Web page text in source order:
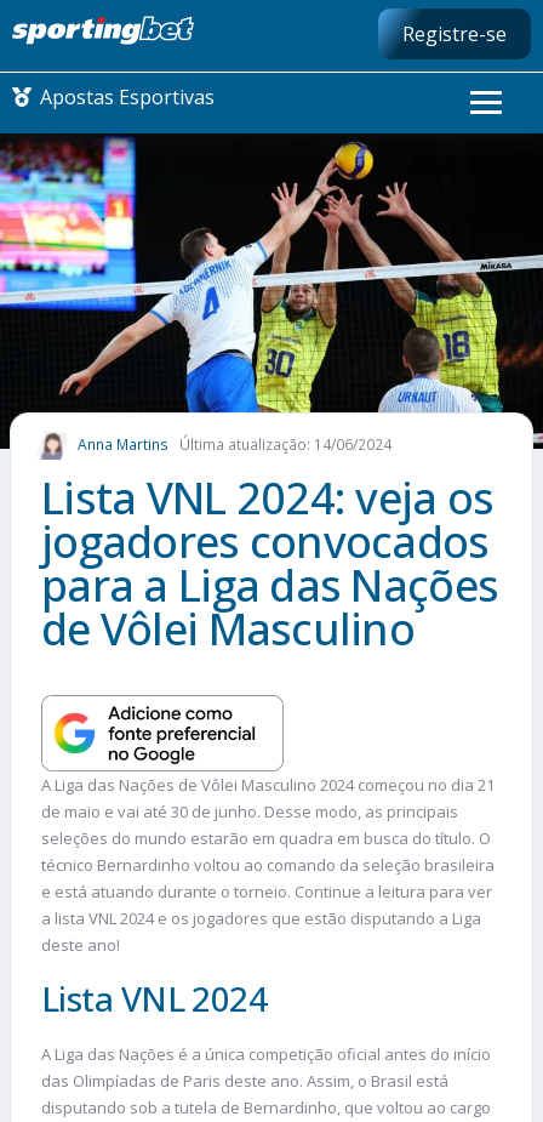
Registre-se
Apostas Esportivas
CONMEBOL LIBERTADORES
FUTEBOL NACIONAL
FUTEBOL INTERNACIONAL
COMO APOSTAR
MAIS ESPORTES
Anna Martins Última atualização: 14/06/2024
Lista VNL 2024: veja os
jogadores convocados
para a Liga das Nações
de Vôlei Masculino
A Liga das Nações de Vôlei Masculino 2024 começou no dia 21
de maio e vai até 30 de junho. Desse modo, as principais
seleções do mundo estarão em quadra em busca do título. O
técnico Bernardinho voltou ao comando da seleção brasileira
e está atuando durante o torneio. Continue a leitura para ver
a lista VNL 2024 e os jogadores que estão disputando a Liga
deste ano!
Lista VNL 2024
A Liga das Nações é a única competição oficial antes do início
das Olimpíadas de Paris deste ano. Assim, o Brasil está
disputando sob a tutela de Bernardinho, que voltou ao cargo